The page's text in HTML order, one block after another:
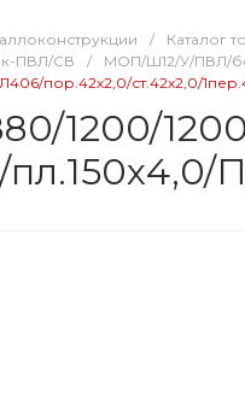
/ Каталог
ПВЛ/СВ / МОП/Ш12/У/ПВЛ/
пор.42х2,0/ст.42х2,0/
1200/
пл.150х4,0/